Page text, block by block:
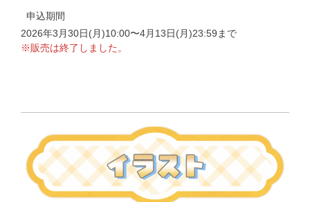
申込期間
2026年3月30日(月)10:00〜4月13日(月)23:59まで
※販売は終了しました。